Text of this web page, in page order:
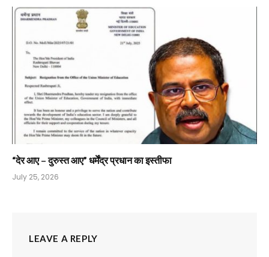
“देर आए – दुरुस्त आए” धर्मेंद्र प्रधान का इस्तीफा
July 25, 2026
LEAVE A REPLY